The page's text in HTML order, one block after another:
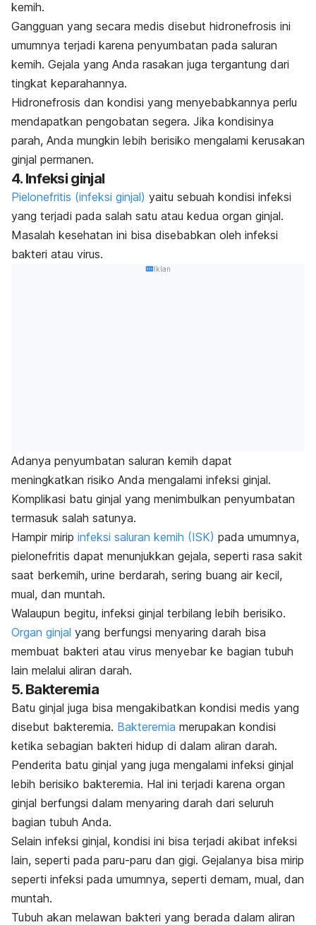
kemih.
Gangguan yang secara medis disebut hidronefrosis ini
umumnya terjadi karena penyumbatan pada saluran
kemih. Gejala yang Anda rasakan juga tergantung dari
tingkat keparahannya.
Hidronefrosis dan kondisi yang menyebabkannya perlu
mendapatkan pengobatan segera. Jika kondisinya
parah, Anda mungkin lebih berisiko mengalami kerusakan
ginjal permanen.
4. Infeksi ginjal
Pielonefritis (infeksi ginjal) yaitu sebuah kondisi infeksi
yang terjadi pada salah satu atau kedua organ ginjal.
Masalah kesehatan ini bisa disebabkan oleh infeksi
bakteri atau virus.
Iklan
Adanya penyumbatan saluran kemih dapat
meningkatkan risiko Anda mengalami infeksi ginjal.
Komplikasi batu ginjal yang menimbulkan penyumbatan
termasuk salah satunya.
Hampir mirip infeksi saluran kemih (ISK) pada umumnya,
pielonefritis dapat menunjukkan gejala, seperti rasa sakit
saat berkemih, urine berdarah, sering buang air kecil,
mual, dan muntah.
Walaupun begitu, infeksi ginjal terbilang lebih berisiko.
Organ ginjal yang berfungsi menyaring darah bisa
membuat bakteri atau virus menyebar ke bagian tubuh
lain melalui aliran darah.
5. Bakteremia
Batu ginjal juga bisa mengakibatkan kondisi medis yang
disebut bakteremia. Bakteremia merupakan kondisi
ketika sebagian bakteri hidup di dalam aliran darah.
Penderita batu ginjal yang juga mengalami infeksi ginjal
lebih berisiko bakteremia. Hal ini terjadi karena organ
ginjal berfungsi dalam menyaring darah dari seluruh
bagian tubuh Anda.
Selain infeksi ginjal, kondisi ini bisa terjadi akibat infeksi
lain, seperti pada paru-paru dan gigi. Gejalanya bisa mirip
seperti infeksi pada umumnya, seperti demam, mual, dan
muntah.
Tubuh akan melawan bakteri yang berada dalam aliran